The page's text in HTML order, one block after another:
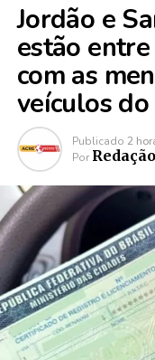
Jordão e
estão
com as
veículos
Publicado 2
Por